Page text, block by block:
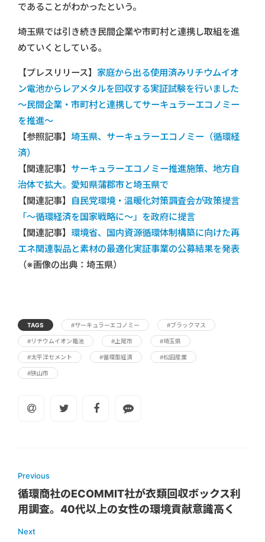
であることがわかったという。
埼玉県では引き続き民間企業や市町村と連携し取組を進
めていくとしている。
【プレスリリース】 家庭から出る使用済みリチウムイオ
ン電池からレアメタルを回収する実証試験を行いました
～民間企業・市町村と連携してサーキュラーエコノミー
を推進～
【参照記事】 埼玉県、サーキュラーエコノミー（循環経
済）
【関連記事】 サーキュラーエコノミー推進施策、地方自
治体で拡大。愛知県蒲郡市と埼玉県で
【関連記事】
自民党環境・温暖化対策調査会が政策提言
「～循環経済を国家戦略に〜」を政府に提言
【関連記事】 環境省、国内資源循環体制構築に向けた再
エネ関連製品と素材の最適化実証事業の公募結果を発表
（※画像の出典：埼玉県）
TAGS #サーキュラーエコノミー #ブラックマス
#リチウムイオン電池 #上尾市 #埼玉県
#太平洋セメント #循環型経済 #松田産業
#狭山市
Previous
循環商社のECOMMIT社が衣類回収ボックス利
用調査。40代以上の女性の環境貢献意識高く
Next